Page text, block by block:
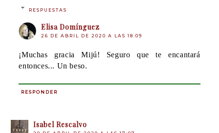
RESPUESTAS
Elisa Domínguez
26 DE ABRIL DE 2020 A LAS 18:09
¡Muchas gracia Mijú! Seguro que te encantará
entonces... Un beso.
RESPONDER
Isabel Rescalvo